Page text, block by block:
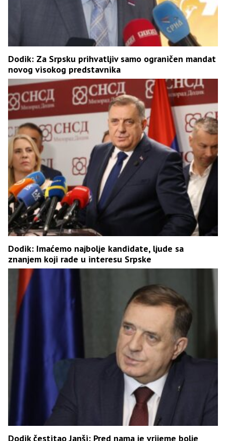
Dodik: Za Srpsku prihvatljiv samo ograničen mandat
novog visokog predstavnika
Dodik: Imaćemo najbolje kandidate, ljude sa
znanjem koji rade u interesu Srpske
Dodik čestitao Janši: Pred nama je vrijeme bolje